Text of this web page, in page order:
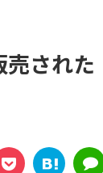
され